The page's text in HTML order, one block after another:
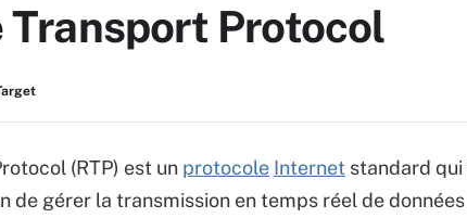
Transport Protocol
(RTP) est un protocole Internet standard
de gérer la transmission en temps réel de